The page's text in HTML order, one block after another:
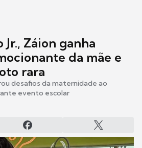
Jr., Záion ganha
da mãe e
rara
desafios da maternidade ao
evento escolar